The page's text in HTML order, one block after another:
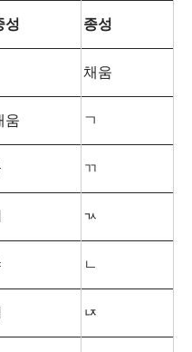
성 종성
채움
움 ㄱ
ㄲ
ㄳ
ㄴ
ㄵ